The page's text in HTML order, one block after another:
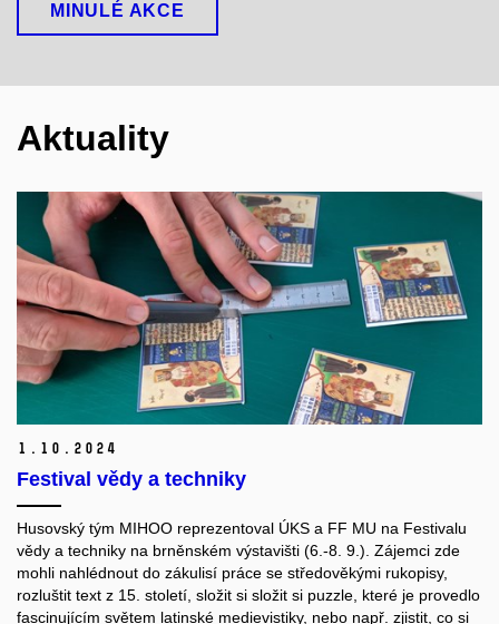
MINULÉ AKCE
Aktuality
1. 10. 2024
Festival vědy a techniky
Husovský tým MIHOO reprezentoval ÚKS a FF MU na Festivalu
vědy a techniky na brněnském výstavišti (6.-8. 9.). Zájemci zde
mohli nahlédnout do zákulisí práce se středověkými rukopisy,
rozluštit text z 15. století, složit si složit si puzzle, které je provedlo
fascinujícím světem latinské medievistiky, nebo např. zjistit, co si